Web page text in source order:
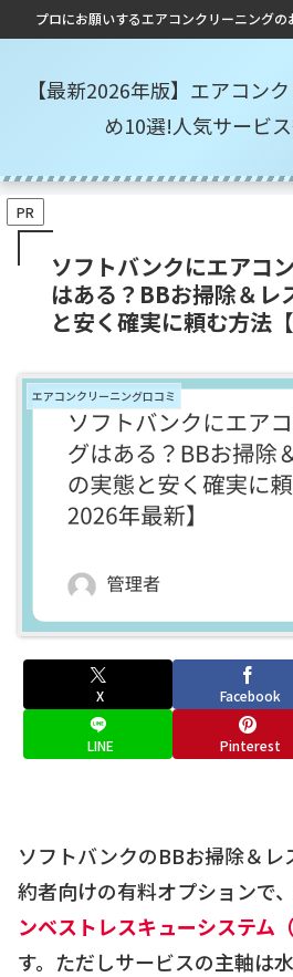
プロにお願いするエアコンクリーニング
【最新2026年版】エアコン
め10選!人気サービ
PR
ソフトバンクにエアコ
はある？BBお掃除＆レ
と安く確実に頼む方法
エアコンクリーニング口コミ
X Facebook
LINE Pinterest
ソフトバンクのBBお掃除＆
約者向けの有料オプションで
ンベストレスキューシステム
す。ただしサービスの主軸は